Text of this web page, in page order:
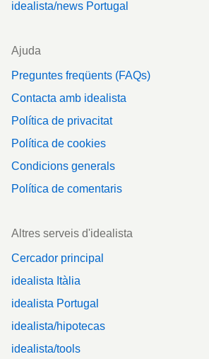
idealista/news Portugal
Ajuda
Preguntes freqüents (FAQs)
Contacta amb idealista
Política de privacitat
Política de cookies
Condicions generals
Política de comentaris
Altres serveis d'idealista
Cercador principal
idealista Itàlia
idealista Portugal
idealista/hipotecas
idealista/tools